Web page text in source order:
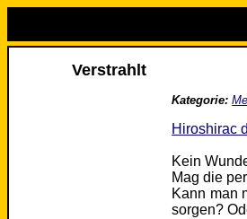
Verstrahlt
Kategorie:
Hiroshirac
Kein
Mag die
Kann man
sorgen?